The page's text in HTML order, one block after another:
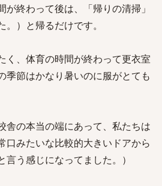
が終わって後は、「帰りの清掃」
。）と帰るだけです。
く、体育の時間が終わって更衣室
季節はかなり暑いのに服がとても
舎の本当の端にあって、私たちは
口みたいな比較的大きいドアから
う感じになってました。）